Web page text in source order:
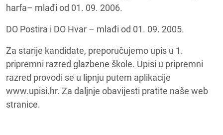
harfa– mlađi od 01. 09. 2006.
DO Postira i DO Hvar – mlađi od 01. 09. 2005.
Za starije kandidate, preporučujemo upis u 1.
pripremni razred glazbene škole. Upisi u pripremni
razred provodi se u lipnju putem aplikacije
www.upisi.hr. Za daljnje obavijesti pratite naše web
stranice.